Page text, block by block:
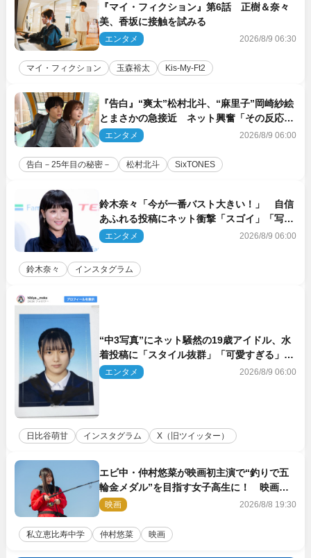
『マイ・フィクション』第6話 正樹＆奈々
美、香坂に接触を試みる
エンタメ 2026/8/9 06:30
マイ・フィクション 玉森裕太 Kis‐My‐Ft2
『告白』“爽太”松村北斗、“麻里子”岡崎紗絵
とまさかの急接近 ネット興奮「その反応
は」「いいの!?」（ネタバレあり）
エンタメ 2026/8/9 06:00
告白－25年目の秘密－ 松村北斗 SixTONES
鈴木奈々「今が一番バスト大きい！」 自信
あふれる投稿にネット衝撃「スゴイ」「写真
集を出して欲しい」
エンタメ 2026/8/9 06:00
鈴木奈々 インスタグラム
“中3写真”にネット騒然の19歳アイドル、水
着投稿に「スタイル抜群」「可愛すぎる」と
絶賛の声
エンタメ 2026/8/9 06:00
日比谷萌甘 インスタグラム X（旧ツイッター）
エビ中・仲村悠菜が映画初主演で“釣りで五
輪金メダル”を目指す女子高生に！ 映画
『つりこまち』今秋公開
映画 2026/8/8 19:30
私立恵比寿中学 仲村悠菜 映画